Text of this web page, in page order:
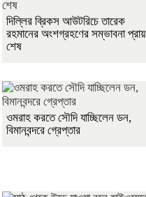
দিল্লির ব্রিকস আউটরিচে তারেক
রহমানের অংশগ্রহণের সম্ভাবনা প্রায়
শেষ
ওমরাহ করতে সৌদি যাচ্ছিলেন ডন,
বিমানবন্দরে গ্রেপ্তার